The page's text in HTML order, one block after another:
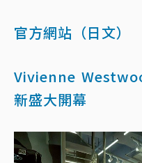
官方網站（日文）
Vivienne
新盛大開幕